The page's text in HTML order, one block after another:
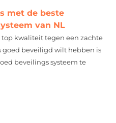
met de beste
van NL
kwaliteit tegen een zachte
goed beveiligd wilt hebben is
beveilings systeem te